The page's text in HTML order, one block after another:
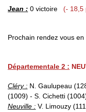
Jean : 0 victoire (- 18,5
Prochain rendez vous
Départementale 2 :
Cléry : N. Gaulupeau
(1009) - S. Cichetti
Neuville : V. Limouzy